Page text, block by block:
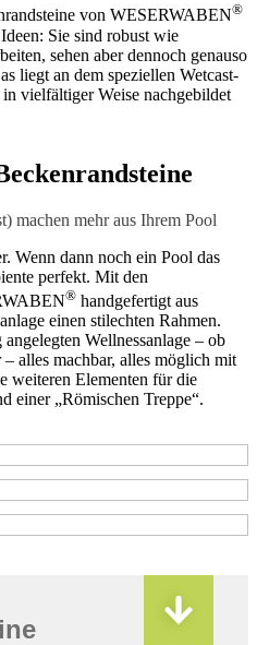
von WESERWABEN®
Sie sind robust wie
sehen aber dennoch genauso
liegt an dem speziellen Wetcast-
vielfältiger Weise nachgebildet
machen mehr aus Ihrem Pool
Wenn dann noch ein Pool das
perfekt. Mit den
® handgefertigt aus
einen stilechten Rahmen.
Wellnessanlage – ob
alles machbar, alles möglich mit
weiteren Elementen für die
einer „Römischen Treppe“.
Werk GmbH WESERWABEN
Werk GmbH WESERWABEN
Werk GmbH WESERWABEN